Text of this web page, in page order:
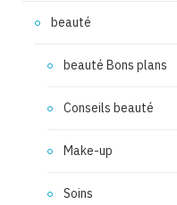
beauté
beauté Bons plans
Conseils beauté
Make-up
Soins